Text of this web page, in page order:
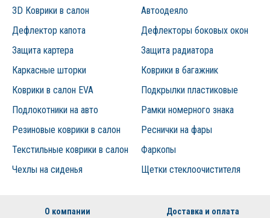
3D Коврики в салон
Автоодеяло
Дефлектор капота
Дефлекторы боковых окон
Защита картера
Защита радиатора
Каркасные шторки
Коврики в багажник
Коврики в салон EVA
Подкрылки пластиковые
Подлокотники на авто
Рамки номерного знака
Резиновые коврики в салон
Реснички на фары
Текстильные коврики в салон
Фаркопы
Чехлы на сиденья
Щетки стеклоочистителя
О компании Доставка и оплата